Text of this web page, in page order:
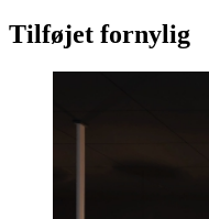
Tilføjet fornylig